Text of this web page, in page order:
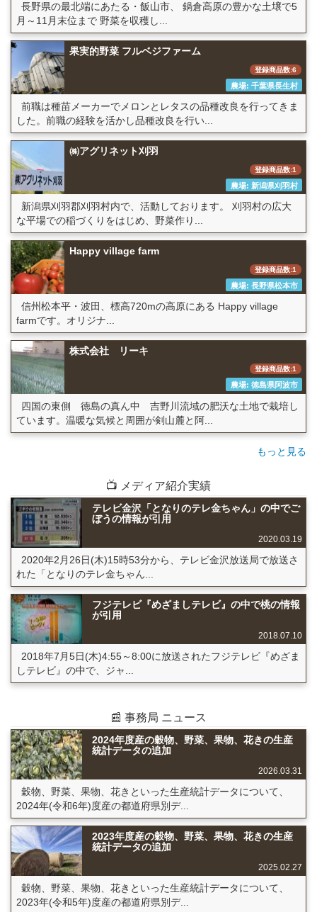
長野県の最北端にあたる・飯山市、 鍋倉高原の豊かな土壌で5
月～11月末位まで 野菜を収穫し...
果実的野菜 フルベジファーム
登録商品数:6
農場: 千葉県長生村
前職は種苗メーカーでメロンとレタスの品種改良を行ってきま
した。前職の経験を活かし品種改良を行い...
㈱アグリネット刈羽
登録商品数:1
農場: 新潟県刈羽村
新潟県刈羽郡刈羽村内で、活動しております。 刈羽村の広大
な平場での稲づくりをはじめ、野菜作り...
Happy village farm
登録商品数:1
農場: 長野県松本市
信州松本平・波田、標高720mの高原にある Happy village
farmです。オリジナ...
株式会社 リーキ
登録商品数:1
農場: 徳島県阿波市
四国の東側 徳島の真ん中 吉野川流域の肥沃な土地で栽培し
ています。温暖な気候と周囲が剣山麓と阿...
もっと見る
📺 メディア紹介実績
テレビ金沢「となりのテレ金ちゃん」の中でご
ぼうの情報が引用
2020.03.19
2020年2月26日(木)15時53分から、テレビ金沢放送局で放送さ
れた「となりのテレ金ちゃん...
フジテレビ『めざましテレビ』の中で桃の情報
が引用
2018.07.10
2018年7月5日(木)4:55～8:00に放送されたフジテレビ『めざま
しテレビ』の中で、ジャ...
📰 事務局 ニュース
2024年度産の穀物、野菜、果物、花きの生産
統計データの追加
2026.03.31
穀物、野菜、果物、花きといった生産統計データについて、
2024年(令和6年)度産の都道府県別デ...
2023年度産の穀物、野菜、果物、花きの生産
統計データの追加
2025.02.27
穀物、野菜、果物、花きといった生産統計データについて、
2023年(令和5年)度産の都道府県別デ...